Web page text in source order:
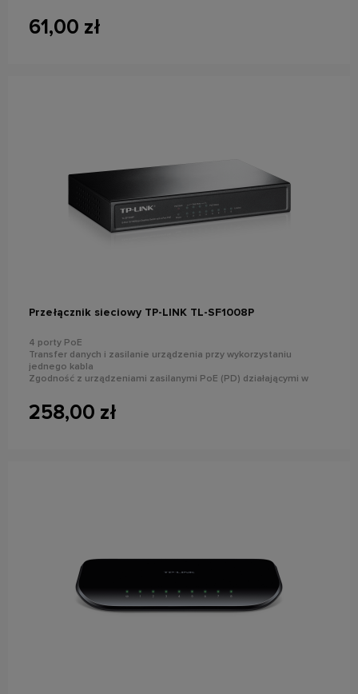
Funkcja plug&play
61,00 zł
Przełącznik sieciowy TP-LINK TL-SF1008P
4 porty PoE
Transfer danych i zasilanie urządzenia przy wykorzystaniu
jednego kabla
Zgodność z urządzeniami zasilanymi PoE (PD) działającymi w
Niewymagany montaż ani konfiguracja urządzenia
258,00 zł